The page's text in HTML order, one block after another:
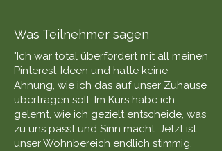
Was Teilnehmer sagen
"Ich war total überfordert mit all meinen
Pinterest-Ideen und hatte keine
Ahnung, wie ich das auf unser Zuhause
übertragen soll. Im Kurs habe ich
gelernt, wie ich gezielt entscheide, was
zu uns passt und Sinn macht. Jetzt ist
unser Wohnbereich endlich stimmig,